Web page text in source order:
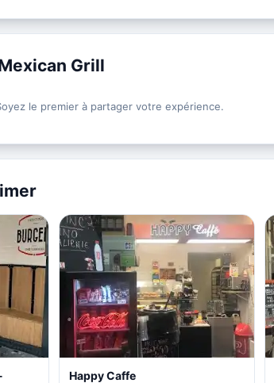
Grill
le premier à partager votre expérience.
Happy Caffe